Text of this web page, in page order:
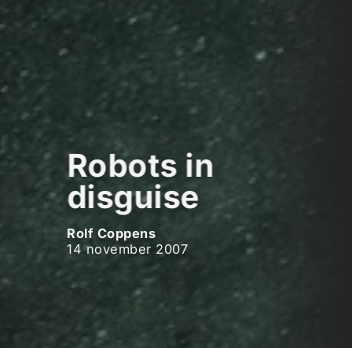
Robots in
disguise
Rolf Coppens
14 november 2007